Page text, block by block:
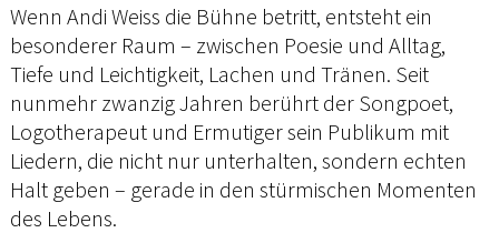
Wenn Andi Weiss die Bühne betritt, entsteht ein
besonderer Raum – zwischen Poesie und Alltag,
Tiefe und Leichtigkeit, Lachen und Tränen. Seit
nunmehr zwanzig Jahren berührt der Songpoet,
Logotherapeut und Ermutiger sein Publikum mit
Liedern, die nicht nur unterhalten, sondern echten
Halt geben – gerade in den stürmischen Momenten
des Lebens.